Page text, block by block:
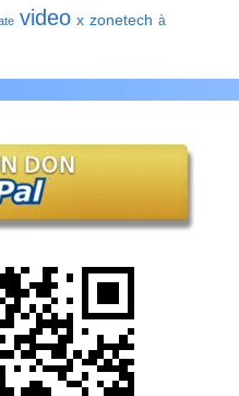
video x zonetech à